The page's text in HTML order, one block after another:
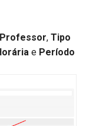
Professor, Tipo
e Período